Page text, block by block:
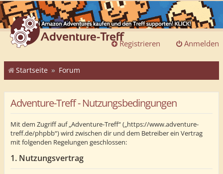
Anmelden
Registrieren
Startseite Forum
Adventure-Treff - Nutzungsbedingungen
Mit dem Zugriff auf „Adventure-Treff“ („https://www.adventure-
treff.de/phpbb“) wird zwischen dir und dem Betreiber ein Vertrag
mit folgenden Regelungen geschlossen:
1. Nutzungsvertrag